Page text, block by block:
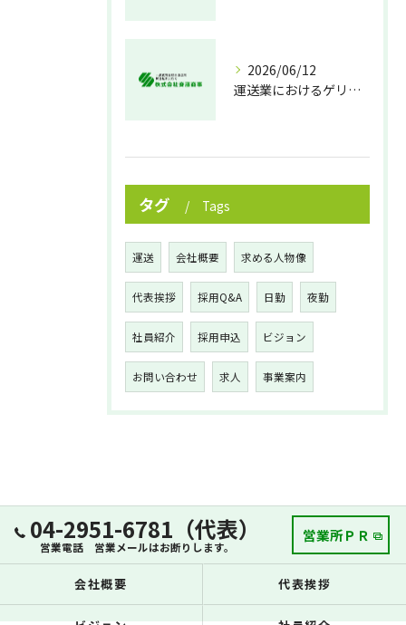
2026/06/12
運送業におけるゲリラ豪雨対策の実践法
タグ Tags
運送 会社概要 求める人物像
代表挨拶 採用Q&A 日勤 夜勤
社員紹介 採用申込 ビジョン
お問い合わせ 求人 事業案内
04-2951-6781（代表）
営業電話 営業メールはお断りします。
営業所ＰＲ
会社概要 代表挨拶